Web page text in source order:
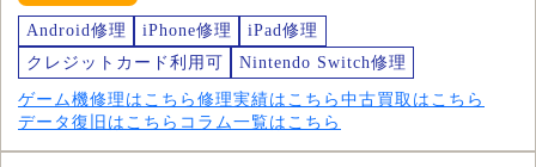
Android修理 iPhone修理
iPad修理
クレジットカード利用可
Nintendo Switch修理
ゲーム機修理はこちら 修理実績はこちら 中古買取はこちら
データ復旧はこちら コラム一覧はこちら